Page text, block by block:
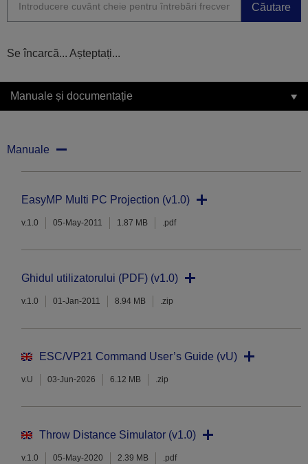
Căutare
Se încarcă... Așteptați...
Manuale și documentație
Manuale
EasyMP Multi PC Projection (v1.0)
v.1.0 05-May-2011 1.87 MB .pdf
Ghidul utilizatorului (PDF) (v1.0)
v.1.0 01-Jan-2011 8.94 MB .zip
ESC/VP21 Command User’s Guide (vU)
v.U 03-Jun-2026 6.12 MB .zip
Throw Distance Simulator (v1.0)
v.1.0 05-May-2020 2.39 MB .pdf